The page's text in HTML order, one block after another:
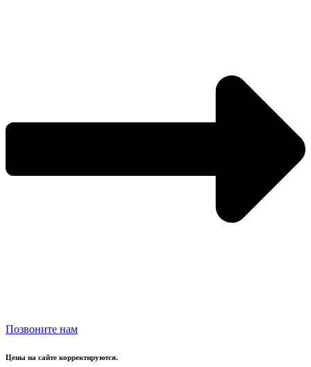
Позвоните нам
Цены на сайте корректируются.